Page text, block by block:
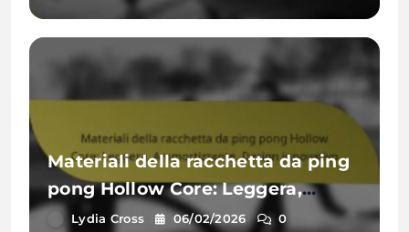
Materiali della racchetta da ping
pong Hollow Core: Leggera,
Ammortizzante, Design
Lydia Cross 06/02/2026 0